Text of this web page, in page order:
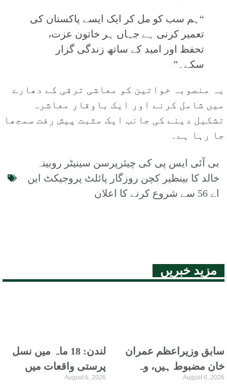
“ہم سب کو مل کر ایک ایسے پاکستان کی
تعمیر کرنی ہے جہاں ہر خاتون عزت،
تحفظ اور امید کے ساتھ زندگی گزار
سکے۔”
یہ منصوبہ خواتین کو معاشی ترقی کے دھارے
میں شامل کرنے اور ایک باوقار معاشرہ
تشکیل دینے کی جانب ایک مثبت پیش رفت سمجھا
جا رہا ہے۔
بی آئی ایس پی کی چیئرپرسن سینیٹر روبینہ
خالد کا بینظیر کچن روزگار پائلٹ پروجیکٹ این
اے 56 سے شروع کرنے کا اعلان
مزید خبریں
لندن: 18 ماہ میں نسل
پرستی واقعات میں
نمایاں اضافہ، نیشنل
August 6, 2026
سابق وزیراعظم عمران
خان مضبوط ہیں، وہ
ترجمہ و تفسیر قرآن
August 6, 2026